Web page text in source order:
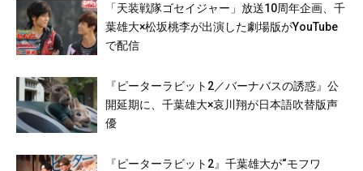
「天装戦隊ゴセイジャー」放送10周年企画、千
葉雄大×松坂桃李が出演した劇場版がYouTube
で配信
『ピーターラビット2／バーナバスの誘惑』公
開延期に、千葉雄大×哀川翔が日本語吹替版声
優
『ピーターラビット2』千葉雄大が“モフワ